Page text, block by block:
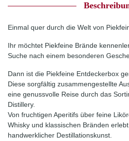
Einmal quer durch die Welt von
Ihr möchtet Piekfeine Brände
Suche nach einem besonderen
Dann ist die Piekfeine Entdeckerbox
Diese sorgfältig zusammengestellte
eine genussvolle Reise durch das
Distillery.
Von fruchtigen Aperitifs über feine
Whisky und klassischen Bränden
handwerklicher Destillationskunst.